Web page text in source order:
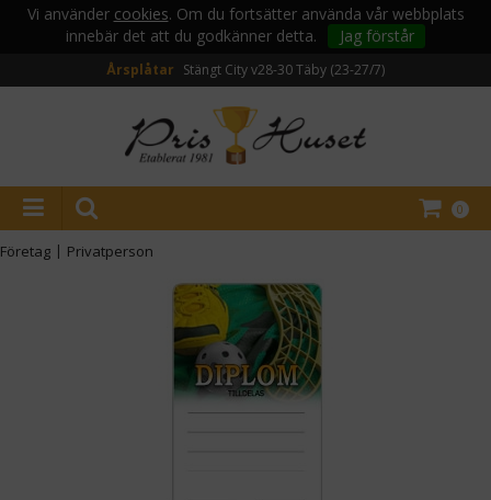
Vi använder cookies. Om du fortsätter använda vår webbplats
innebär det att du godkänner detta.
Jag förstår
Årsplåtar Stängt City v28-30Täby (23-27/7)
0
Företag | Privatperson